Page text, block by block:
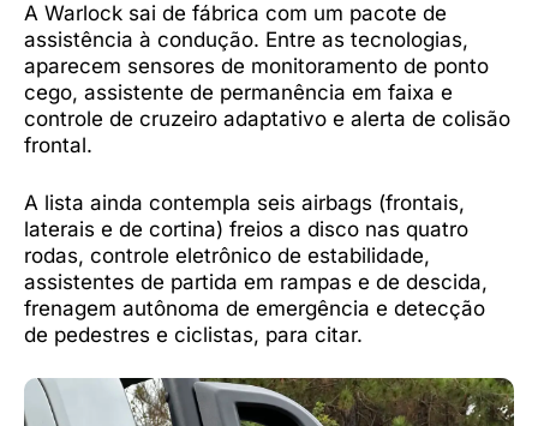
A Warlock sai de fábrica com um pacote de
assistência à condução. Entre as tecnologias,
aparecem sensores de monitoramento de ponto
cego, assistente de permanência em faixa e
controle de cruzeiro adaptativo e alerta de colisão
frontal.
A lista ainda contempla seis airbags (frontais,
laterais e de cortina) freios a disco nas quatro
rodas, controle eletrônico de estabilidade,
assistentes de partida em rampas e de descida,
frenagem autônoma de emergência e detecção
de pedestres e ciclistas, para citar.